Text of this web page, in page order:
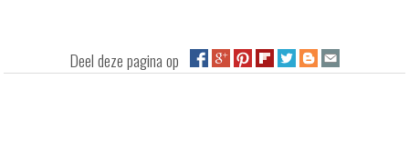
Deel deze pagina op